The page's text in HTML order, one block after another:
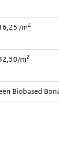
/m2
m2
Biobased